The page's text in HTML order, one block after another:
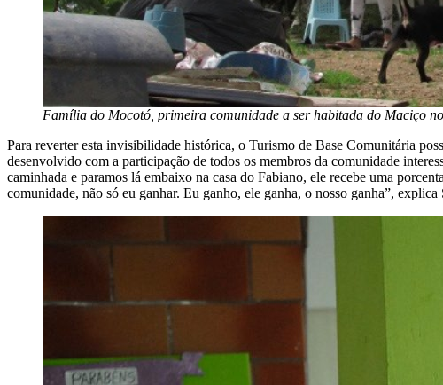
Família do Mocotó, primeira comunidade a ser habitada do Maciço
Para reverter esta invisibilidade histórica, o Turismo de Base Comunitária
desenvolvido com a participação de todos os membros da comunidade
caminhada e paramos lá embaixo na casa do Fabiano, ele recebe uma
comunidade, não só eu ganhar. Eu ganho, ele ganha, o nosso ganha”, explica